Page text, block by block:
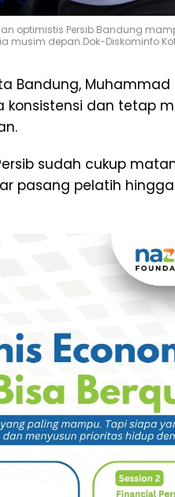
optimistis Persib Bandung
musim depan.Dok-Diskominfo
Bandung, Muhammad
dan tetap
sudah cukup
pasang pelatih